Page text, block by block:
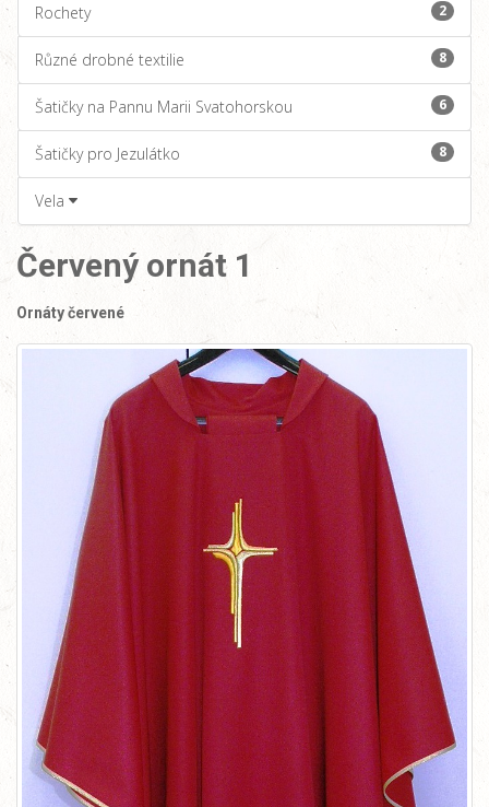
Rochety 2
Různé drobné textilie 8
Šatičky na Pannu Marii Svatohorskou 6
Šatičky pro Jezulátko 8
Vela
Červený ornát 1
Ornáty červené